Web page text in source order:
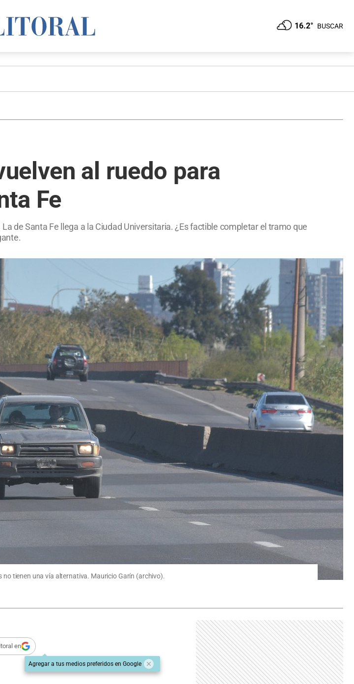
16.2° BUSCAR
al ruedo para
Fe
de Santa Fe llega a la Ciudad Universitaria. ¿Es factible completar el tramo que
tienen una vía alternativa. Mauricio Garín (archivo).
en
Agregar a tus medios preferidos en Google